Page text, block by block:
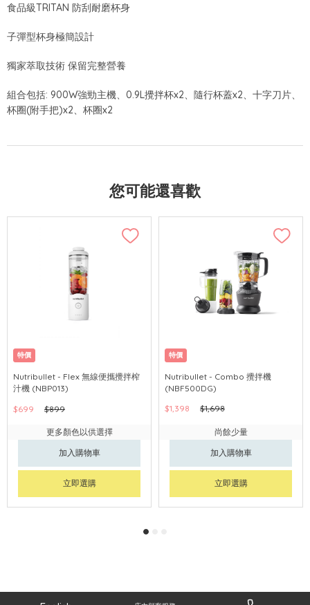
食品級TRITAN 防刮耐磨杯身
子彈型杯身極簡設計
獨家萃取技術 保留完整營養
組合包括: 900W強勁主機、0.9L攪拌杯x2、隨行杯蓋x2、十字刀片、
杯圈(附手把)x2、杯圈x2
您可能還喜歡
特價
Nutribullet - Flex 無線便攜攪拌榨
汁機 (NBP013)
$699
$899
更多顏色以供選擇
加入購物車
立即選購
特價
Nutribullet - Combo 攪拌機
(NBF500DG)
$1,398
$1,698
尚餘少量
加入購物車
立即選購